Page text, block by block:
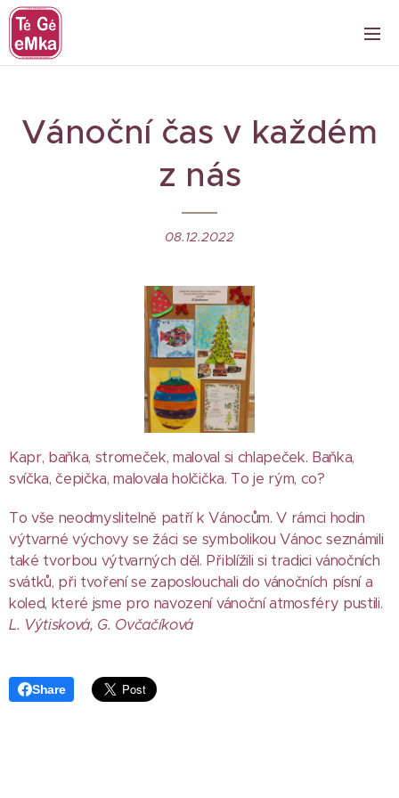
Vánoční čas v každém
z nás
08.12.2022
Kapr, baňka, stromeček, maloval si chlapeček. Baňka,
svíčka, čepička, malovala holčička. To je rým, co?
To vše neodmyslitelně patří k Vánocům. V rámci hodin
výtvarné výchovy se žáci se symbolikou Vánoc seznámili
také tvorbou výtvarných děl. Přiblížili si tradici vánočních
svátků, při tvoření se zaposlouchali do vánočních písní a
koled, které jsme pro navození vánoční atmosféry pustili.
L. Výtisková, G. Ovčačíková
Share